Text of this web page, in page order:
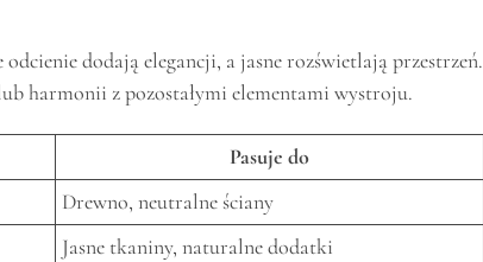
dodają elegancji, a jasne rozświetlają przestrzeń.
harmonii z pozostałymi elementami wystroju.
Pasuje do
Drewno, neutralne ściany
Jasne tkaniny, naturalne dodatki